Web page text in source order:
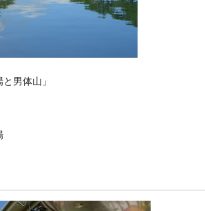
男体山」